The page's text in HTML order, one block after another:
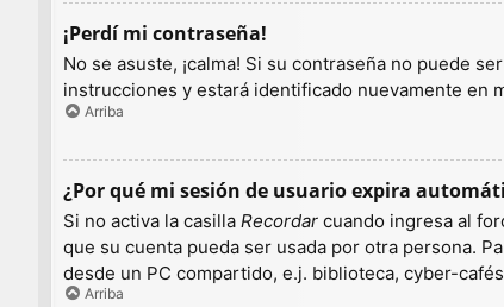
¡Perdí mi contraseña!
No se asuste, ¡calma! Si su contraseña no puede
instrucciones y estará identificado nuevamente en
Arriba
¿Por qué mi sesión de usuario expira
Si no activa la casilla Recordar cuando ingresa al
que su cuenta pueda ser usada por otra persona.
desde un PC compartido, e.j. biblioteca, cyber-
Arriba